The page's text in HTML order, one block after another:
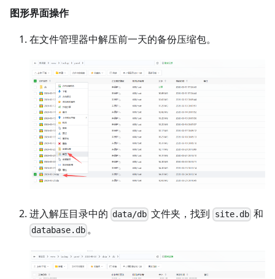
图形界面操作
在文件管理器中解压前一天的备份压缩包。
进入解压目录中的 data/db 文件夹，找到 site.db和
database.db 。